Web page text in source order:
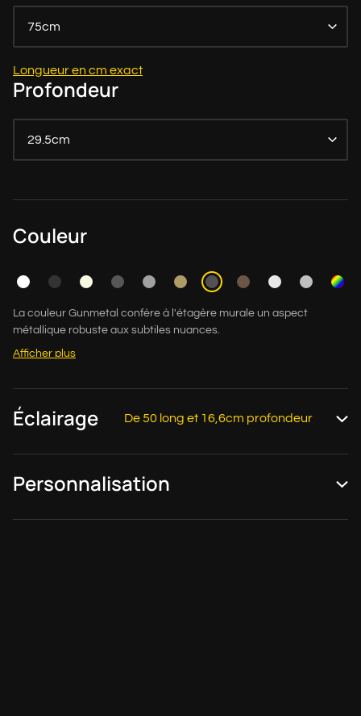
75cm
Longueur en cm exact
Profondeur
29.5cm
Couleur
La couleur Gunmetal confère à l'étagère murale un aspect
métallique robuste aux subtiles nuances.
Afficher plus
Éclairage De 50 long et 16,6cm profondeur
Personnalisation